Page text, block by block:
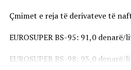
Çmimet e reja të derivateve të
EUROSUPER BS-95: 91,0 denarë/
EUROSUPER BS-98: 93,0 denarë/